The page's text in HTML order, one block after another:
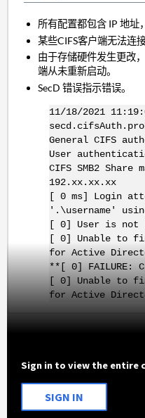
所有配置都包含 IP 地址
某些CIFS客户端无法连
由于存储硬件发生更改
端从未重新启动。
SecD 错误指示错误。
11/18/2021
General CIFS
User
CIFS SMB2
192.xx.xx.xx
[ 0 ms] Login
'.\username'
[ 0] User is not
[ 0] Unable to
for Active
**[ 0] FAILURE:
[ 0] Unable to
for Active
Sign in to view the entire
SIGN IN